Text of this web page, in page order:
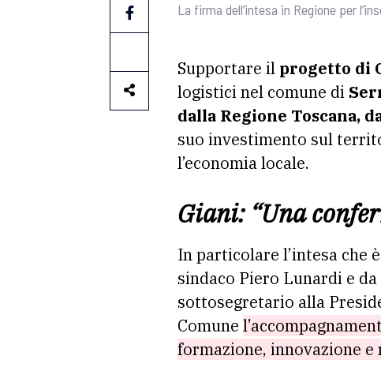
La firma dell’intesa in Regione per
Supportare il progetto di
logistici nel comune di
dalla Regione Toscana,
suo investimento sul
l’economia locale.
Giani: “Una
In particolare l’intesa che
sindaco Piero Lunardi e
sottosegretario alla
Comune
formazione, innovazione